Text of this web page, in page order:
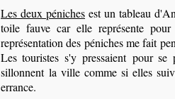
Les deux péniches est un tableau
toile fauve car elle représente
représentation des péniches me fait
Les touristes s'y pressaient pour se
sillonnent la ville comme si elles
errance.